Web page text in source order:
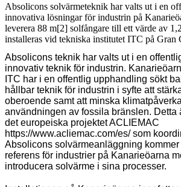
Absolicons solvärmeteknik har valts ut i en
innovativa lösningar för industrin på
leverera 88 m[2] solfångare till ett värde av
installeras vid tekniska institutet ITC på Gran
Absolicons teknik har valts ut i en
innovativ teknik för industrin.
ITC har i en offentlig upphandling sökt
hållbar teknik för industrin i syfte att
oberoende samt att minska
användningen av fossila bränslen. Detta
det europeiska projektet ACLIEMAC
https://www.acliemac.com/es/som
Absolicons solvärmeanläggning
referens för industrier på Kanarieöarna
introducera solvärme i sina processer.